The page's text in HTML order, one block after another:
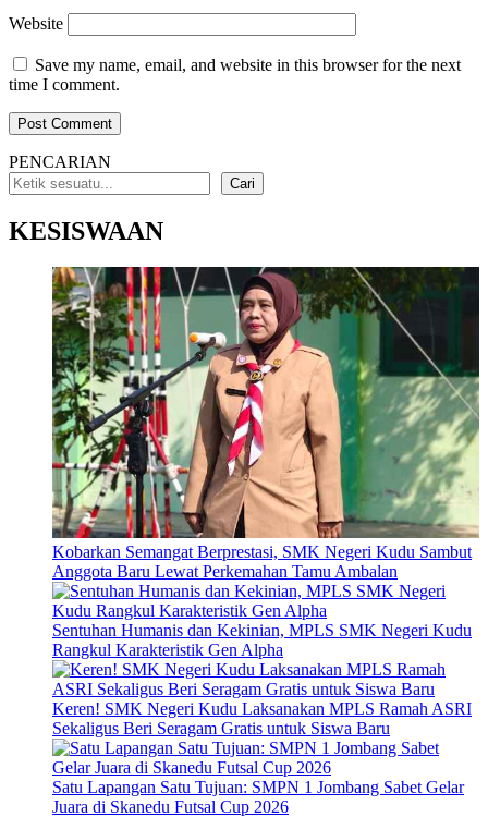
Website
Save my name, email, and website in this browser for the next
time I comment.
PENCARIAN
Cari
KESISWAAN
Kobarkan Semangat Berprestasi, SMK Negeri Kudu Sambut
Anggota Baru Lewat Perkemahan Tamu Ambalan
Sentuhan Humanis dan Kekinian, MPLS SMK Negeri Kudu
Rangkul Karakteristik Gen Alpha
Keren! SMK Negeri Kudu Laksanakan MPLS Ramah ASRI
Sekaligus Beri Seragam Gratis untuk Siswa Baru
Satu Lapangan Satu Tujuan: SMPN 1 Jombang Sabet Gelar
Juara di Skanedu Futsal Cup 2026